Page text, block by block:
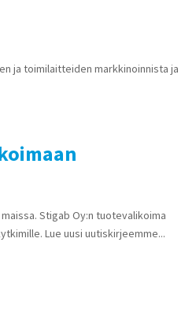
ja toimilaitteiden markkinoinnista ja
Stigab Oy:n tuotevalikoima
Lue uusi uutiskirjeemme...